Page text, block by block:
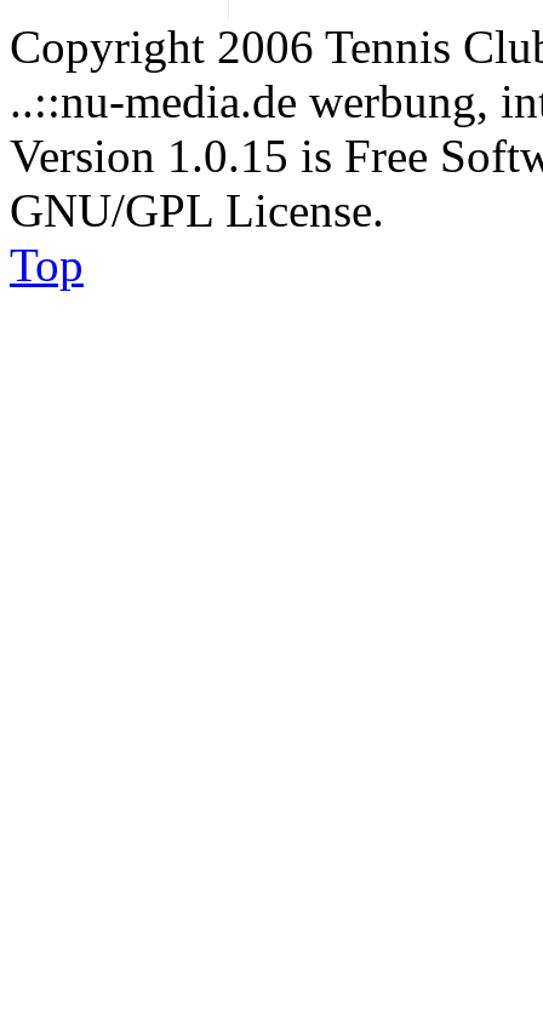
Copyright 2006 Tennis
..::nu-media.de werbung,
Version 1.0.15 is Free
GNU/GPL License.
Top